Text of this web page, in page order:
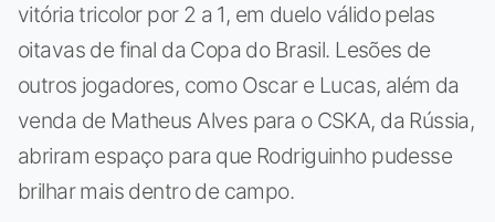
vitória tricolor por 2 a 1, em duelo válido pelas
oitavas de final da Copa do Brasil. Lesões de
outros jogadores, como Oscar e Lucas, além da
venda de Matheus Alves para o CSKA, da Rússia,
abriram espaço para que Rodriguinho pudesse
brilhar mais dentro de campo.